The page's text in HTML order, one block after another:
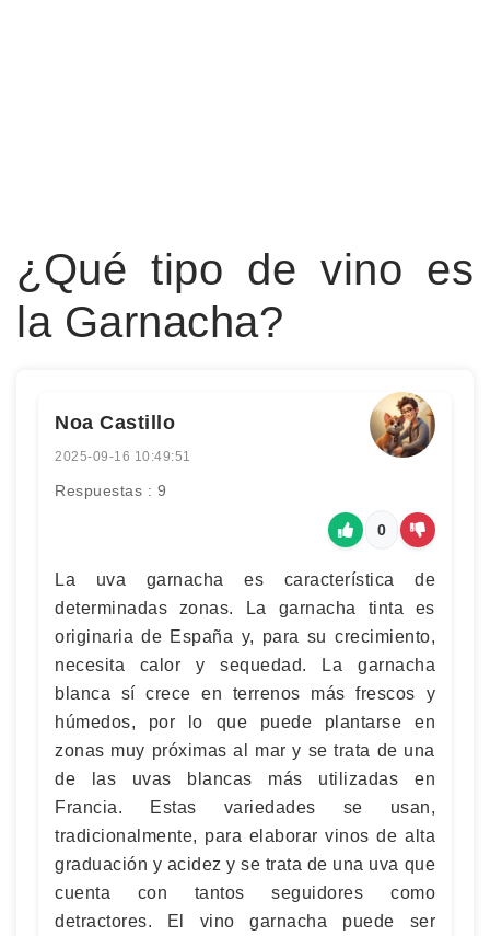
¿Qué tipo de vino es
la Garnacha?
Noa Castillo
2025-09-16 10:49:51
Respuestas : 9
0
La uva garnacha es característica de
determinadas zonas. La garnacha tinta es
originaria de España y, para su crecimiento,
necesita calor y sequedad. La garnacha
blanca sí crece en terrenos más frescos y
húmedos, por lo que puede plantarse en
zonas muy próximas al mar y se trata de una
de las uvas blancas más utilizadas en
Francia. Estas variedades se usan,
tradicionalmente, para elaborar vinos de alta
graduación y acidez y se trata de una uva que
cuenta con tantos seguidores como
detractores. El vino garnacha puede ser